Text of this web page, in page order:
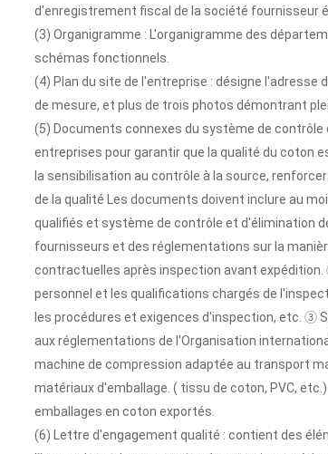
d'enregistrement fiscal de la société fournisseur
(3) Organigramme : L'organigramme des
schémas fonctionnels.
(4) Plan du site de l'entreprise : désigne
de mesure, et plus de trois photos démontrant
(5) Documents connexes du système de
entreprises pour garantir que la qualité du coton
la sensibilisation au contrôle à la source,
de la qualité Les documents doivent inclure au
qualifiés et système de contrôle et d'élimination
fournisseurs et des réglementations sur la
contractuelles après inspection avant
personnel et les qualifications chargés de
les procédures et exigences d'inspection, etc. ③
aux réglementations de l'Organisation
machine de compression adaptée au transport
matériaux d'emballage. ( tissu de coton, PVC,
emballages en coton exportés.
(6) Lettre d'engagement qualité : contient des